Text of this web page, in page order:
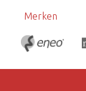
Merken